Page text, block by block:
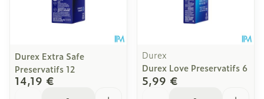
Durex Extra Safe
Preservatifs 12
14,19 €
Durex
Durex Love Preservatifs 6
5,99 €